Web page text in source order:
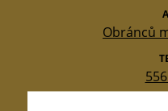
Obránců